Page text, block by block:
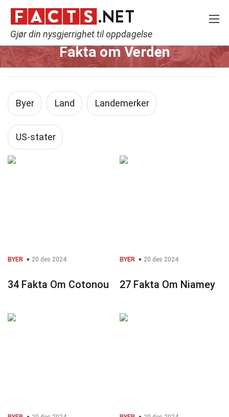
Gjør din nysgjerrighet til oppdagelse
Home Verden
Fakta om Verden
Byer Land Landemerker
US-stater
BYER 20 des 2024
34 Fakta Om Cotonou
BYER 20 des 2024
27 Fakta Om Niamey